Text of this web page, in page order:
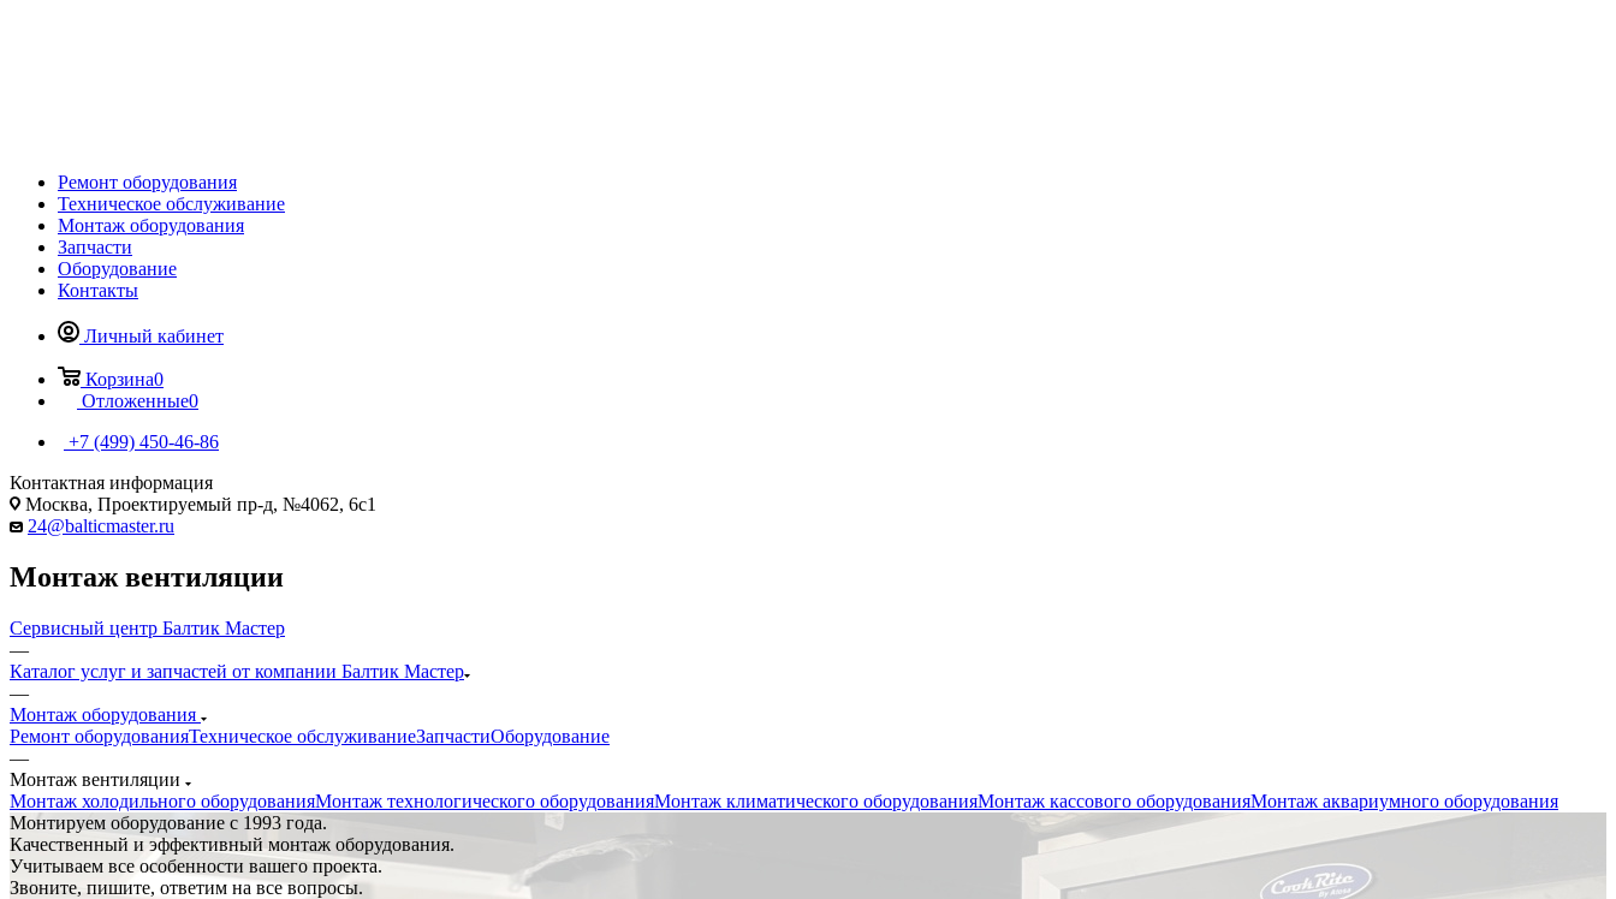
Ремонт оборудования
Техническое обслуживание
Монтаж оборудования
Запчасти
Оборудование
Контакты
Личный кабинет
Корзина0
Отложенные0
+7 (499) 450-46-86
Контактная информация
Москва, Проектируемый пр-д, №4062, 6с1
24@balticmaster.ru
Монтаж вентиляции
Сервисный центр Балтик Мастер
—
Каталог услуг и запчастей от компании Балтик Мастер
—
Монтаж оборудования
Ремонт оборудованияТехническое обслуживаниеЗапчастиОборудование
—
Монтаж вентиляции
Монтаж холодильного оборудованияМонтаж технологического оборудованияМонтаж климатического оборудованияМонтаж кассового оборудованияМонтаж аквариумного оборудования
Монтируем оборудование с 1993 года.
Качественный и эффективный монтаж оборудования.
Учитываем все особенности вашего проекта.
Звоните, пишите, ответим на все вопросы.